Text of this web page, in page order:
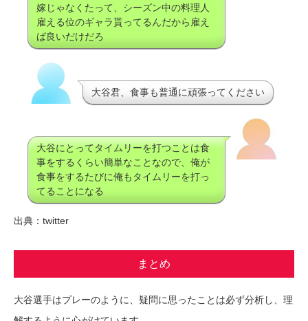
嫁じゃなくたって、シーズン中の料理人
雇える位のギャラ貰ってるんだから雇え
ば良いだけだろ
大谷君、食事も普通に頑張ってください
大谷にとってタイムリーを打つことは食
事をするくらい簡単なことなので、俺が
食事をするたびに俺もタイムリーを打っ
てることになる
出典：twitter
まとめ
大谷選手はプレーのように、疑問に思ったことは必ず分析し、理